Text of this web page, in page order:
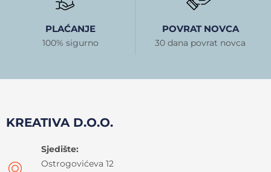
PLAĆANJE
100% sigurno
POVRAT NOVCA
30 dana povrat novca
KREATIVA D.O.O.
Sjedište:
Ostrogovićeva 12